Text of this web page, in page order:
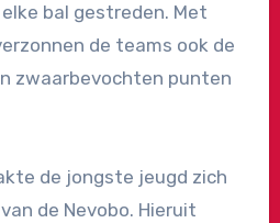
bal gestreden. Met
de teams ook de
zwaarbevochten punten
de jongste jeugd zich
de Nevobo. Hieruit